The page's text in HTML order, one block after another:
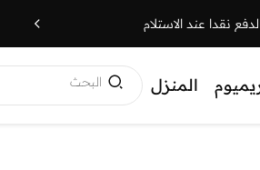
نقدا عند الاستلام
المنزل البحث